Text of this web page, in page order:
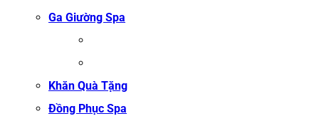
Ga Giường Spa
Khăn Quà Tặng
Đồng Phục Spa